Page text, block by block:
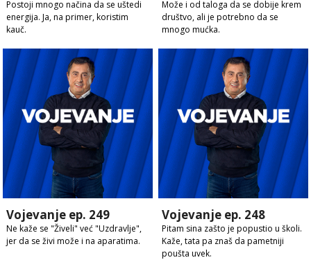
Postoji mnogo načina da se uštedi
energija. Ja, na primer, koristim
kauč.
Može i od taloga da se dobije krem
društvo, ali je potrebno da se
mnogo mućka.
Vojevanje ep. 249
Ne kaže se "Živeli" već "Uzdravlje",
jer da se živi može i na aparatima.
Vojevanje ep. 248
Pitam sina zašto je popustio u školi.
Kaže, tata pa znaš da pametniji
poušta uvek.